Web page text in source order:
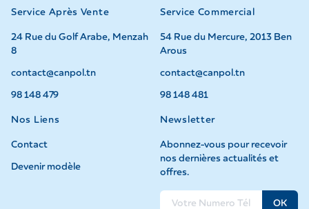
Service Après Vente
24 Rue du Golf Arabe, Menzah
8
contact@canpol.tn
98 148 479
Service Commercial
54 Rue du Mercure, 2013 Ben
Arous
contact@canpol.tn
98 148 481
Nos Liens
Contact
Devenir modèle
Newsletter
Abonnez-vous pour recevoir
nos dernières actualités et
offres.
OK